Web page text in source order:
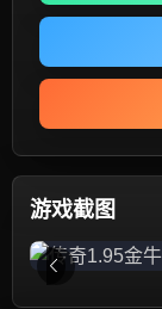
游戏截图